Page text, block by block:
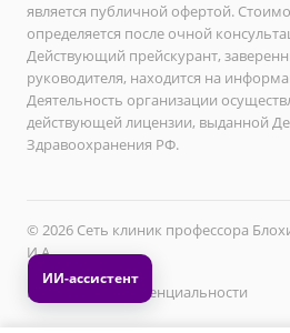
является публичной офертой.
определяется после очной
Действующий прейскурант,
руководителя, находится на
Деятельность организации
действующей лицензии, выданной
Здравоохранения РФ.
© 2026 Сеть клиник профессора
И.А.
Политика конфиденциальности